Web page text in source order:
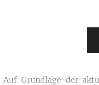
Auf Grundlage der